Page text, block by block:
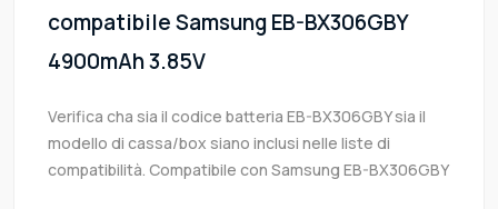
compatibile Samsung EB-BX306GBY
4900mAh 3.85V
Verifica cha sia il codice batteria EB-BX306GBY sia il
modello di cassa/box siano inclusi nelle liste di
compatibilità. Compatibile con Samsung EB-BX306GBY